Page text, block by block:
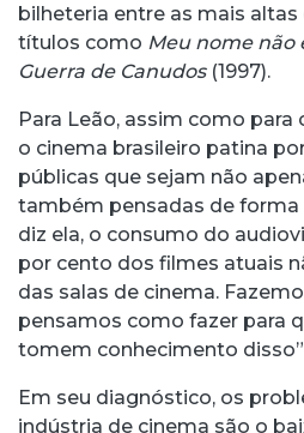
bilheteria entre as mais altas
títulos como Meu nome não
Guerra de Canudos(1997).
Para Leão, assim como
o cinema brasileiro patina
públicas que sejam não
também pensadas de forma
diz ela, o consumo do
por cento dos filmes atuais
das salas de cinema.
pensamos como fazer para
tomem conhecimento
Em seu diagnóstico, os
indústria de cinema são o